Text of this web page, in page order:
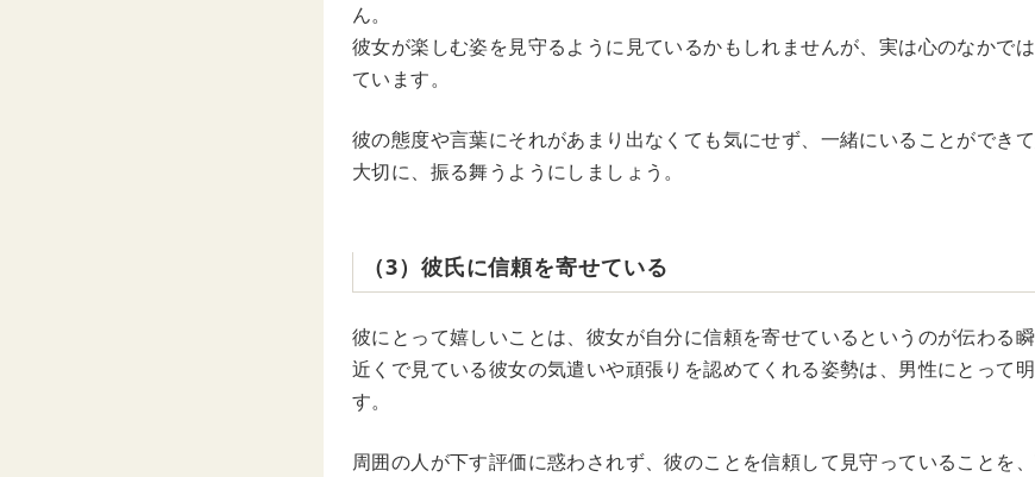
ん。
彼女が楽しむ姿を見守るように見ているかもしれませんが、実は心のなかで
ています。
彼の態度や言葉にそれがあまり出なくても気にせず、一緒にいることができ
大切に、振る舞うようにしましょう。
（3）彼氏に信頼を寄せている
彼にとって嬉しいことは、彼女が自分に信頼を寄せているというのが伝わる瞬
近くで見ている彼女の気遣いや頑張りを認めてくれる姿勢は、男性にとって
す。
周囲の人が下す評価に惑わされず、彼のことを信頼して見守っていることを